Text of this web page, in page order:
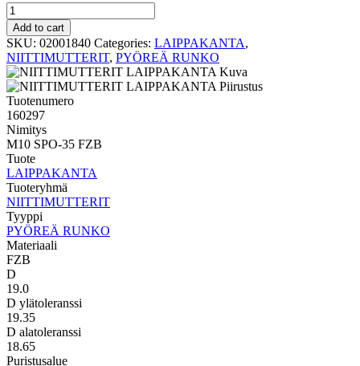
PYÖREÄ
RUNKO
LAIPPAKANTA
M10
SPO-
35
FZB
quantity
Add to cart
SKU: 02001840 Categories: LAIPPAKANTA,
NIITTIMUTTERIT, PYÖREÄ RUNKO
Tuotenumero
160297
Nimitys
M10 SPO-35 FZB
Tuote
LAIPPAKANTA
Tuoteryhmä
NIITTIMUTTERIT
Tyyppi
PYÖREÄ RUNKO
Materiaali
FZB
D
19.0
D ylätoleranssi
19.35
D alatoleranssi
18.65
Puristusalue